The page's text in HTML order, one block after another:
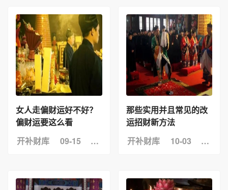
女人走偏财运好不好？
偏财运要这么看
开补财库
09-15 浏览：8
那些实用并且常见的改
运招财新方法
开补财库
10-03 浏览